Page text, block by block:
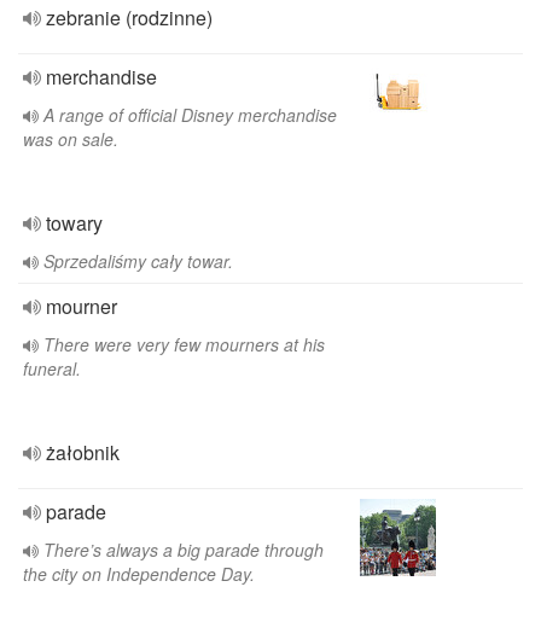
zebranie (rodzinne)
merchandise
A range of official Disney merchandise
was on sale.
towary
Sprzedaliśmy cały towar.
mourner
There were very few mourners at his
funeral.
żałobnik
parade
There’s always a big parade through
the city on Independence Day.